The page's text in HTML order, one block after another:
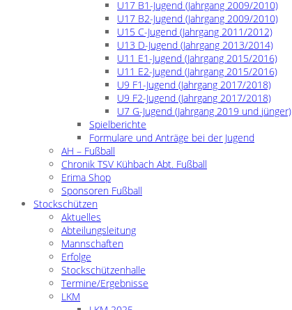
U17 B1-Jugend (Jahrgang 2009/2010)
U17 B2-Jugend (Jahrgang 2009/2010)
U15 C-Jugend (Jahrgang 2011/2012)
U13 D-Jugend (Jahrgang 2013/2014)
U11 E1-Jugend (Jahrgang 2015/2016)
U11 E2-Jugend (Jahrgang 2015/2016)
U9 F1-Jugend (Jahrgang 2017/2018)
U9 F2-Jugend (Jahrgang 2017/2018)
U7 G-Jugend (Jahrgang 2019 und jünger)
Spielberichte
Formulare und Anträge bei der Jugend
AH – Fußball
Chronik TSV Kühbach Abt. Fußball
Erima Shop
Sponsoren Fußball
Stockschützen
Aktuelles
Abteilungsleitung
Mannschaften
Erfolge
Stockschützenhalle
Termine/Ergebnisse
LKM